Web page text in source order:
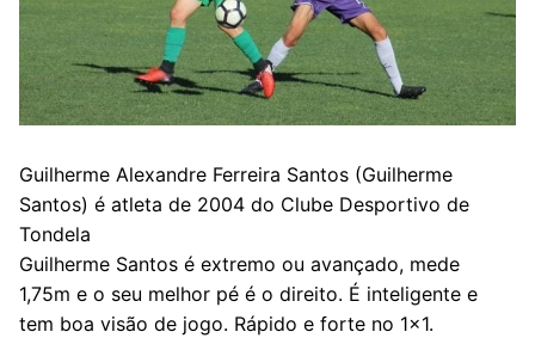
Guilherme Alexandre Ferreira Santos (Guilherme
Santos) é atleta de 2004 do Clube Desportivo de
Tondela
Guilherme Santos é extremo ou avançado, mede
1,75m e o seu melhor pé é o direito. É inteligente e
tem boa visão de jogo. Rápido e forte no 1×1.